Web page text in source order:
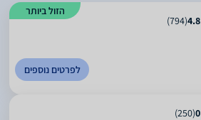
הזול ביותר
4.8
(
794
)
לפרטים נוספים
0
(
250
)